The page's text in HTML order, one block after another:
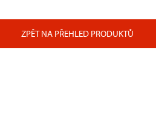
ZPĚT NA PŘEHLED PRODUKTŮ